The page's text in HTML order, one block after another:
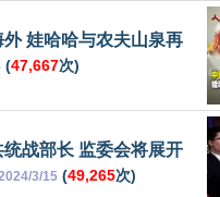
娃哈哈与农夫山泉再
(47,667次)
战部长 监委会将展开
3/15 (49,265次)